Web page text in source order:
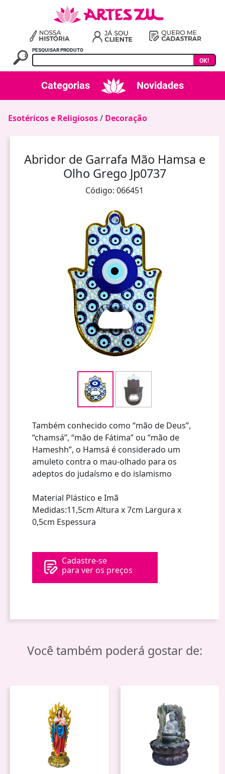
PESQUISAR PRODUTO
OK!
Categorias Novidades
Esotéricos e Religiosos/ Decoração
Abridor de Garrafa Mão Hamsa e
Olho Grego Jp0737
Código: 066451
Também conhecido como “mão de Deus”,
“chamsá”, “mão de Fátima” ou “mão de
Hameshh”, o Hamsá é considerado um
amuleto contra o mau-olhado para os
adeptos do judaísmo e do islamismo
Material Plástico e Imã
Medidas:11,5cm Altura x 7cm Largura x
0,5cm Espessura
Cadastre-se
para ver os preços
Você também poderá gostar de: